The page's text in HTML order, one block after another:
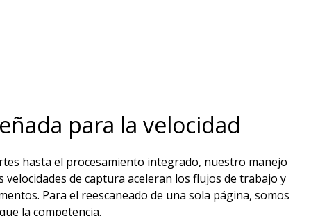
para la velocidad​
hasta el procesamiento integrado, nuestro manejo
de captura aceleran los flujos de trabajo y
Para el reescaneado de una sola página, somos
la competencia.​